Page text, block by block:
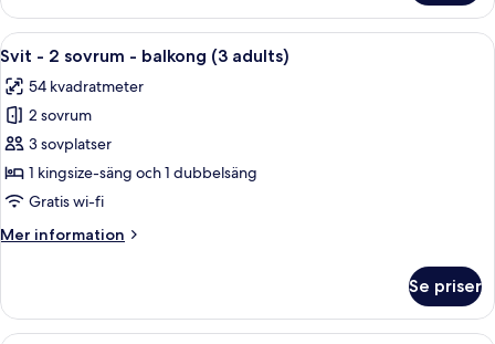
adults)
-
sovrum
balkong
(2
Öppna
alla
foton
för
Svit
-
2
-
adults)
Minibar, värdeförvaringsskåp på
17
Svit - 2 sovrum - balkong (3 adults)
54 kvadratmeter
2 sovrum
3 sovplatser
1 kingsize-säng och 1 dubbelsäng
Gratis wi-fi
Mer information
Mer
-
Se priser